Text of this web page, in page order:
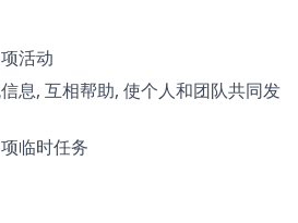
活动
息, 互相帮助, 使个人和团队共同发
临时任务